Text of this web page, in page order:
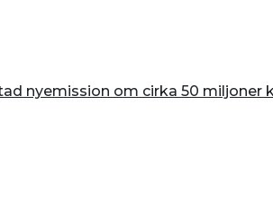
nyemission om cirka 50 miljoner